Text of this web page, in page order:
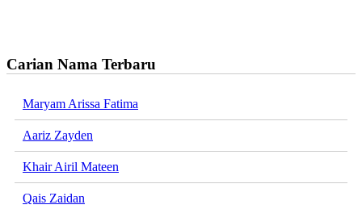
Carian Nama Terbaru
Maryam Arissa Fatima
Aariz Zayden
Khair Airil Mateen
Qais Zaidan